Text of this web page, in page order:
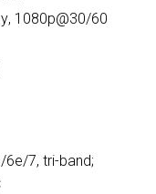
1080p@30/60
7, tri-band;